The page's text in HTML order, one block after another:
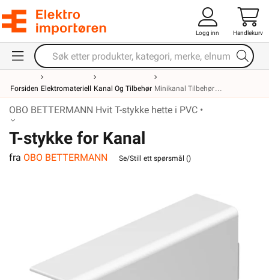
Logg inn Handlekurv
Forsiden Elektromateriell Kanal Og Tilbehør Minikanal Tilbehør
OBO BETTERMANN Hvit T-stykke hette i PVC •
T-stykke for Kanal
WDK40040RW
fra OBO BETTERMANN Se/Still ett spørsmål ()